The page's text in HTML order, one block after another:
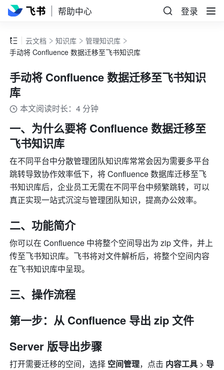
帮助中心 登录
云文档 知识库
管理知识库
手动将 Confluence 数据迁移至飞书知识库
手动将 Confluence 数据迁移至飞书知识
库
本文阅读时长：4 分钟
一、为什么要将 Confluence 数据迁移至
飞书知识库
在不同平台中分散管理团队知识库常常会因为需要多平台
跳转导致协作效率低下，将 Confluence 数据库迁移至飞
书知识库后，企业员工无需在不同平台中频繁跳转，可以
真正实现一站式沉淀与管理团队知识，提高办公效率。
二、功能简介
你可以在 Confluence 中将整个空间导出为 zip 文件，并上
传至飞书知识库。飞书将对文件解析后，将整个空间内容
在飞书知识库中呈现。
三、操作流程
第一步：从 Confluence 导出 zip 文件
Server 版导出步骤
打开需要迁移的空间，选择 空间管理，点击 内容工具 > 导